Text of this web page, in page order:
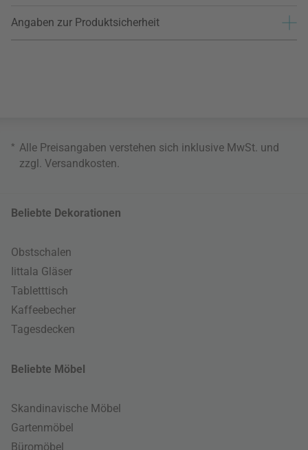
Angaben zur Produktsicherheit
* Alle Preisangaben verstehen sich inklusive MwSt. und
zzgl. Versandkosten
Beliebte Dekorationen
Obstschalen
Iittala Gläser
Tabletttisch
Kaffeebecher
Tagesdecken
Beliebte Möbel
Skandinavische Möbel
Gartenmöbel
Büromöbel